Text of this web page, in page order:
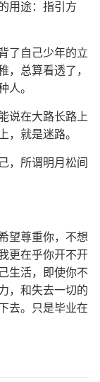
用途：指引方
了自己少年的立
，总算看透了，
人。
说在大路长路上
，就是迷路。
，所谓明月松间
望尊重你，不想
更在乎你开不开
生活，即使你不
，和失去一切的
去。只是毕业在